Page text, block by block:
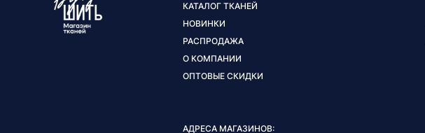
КАТАЛОГ ТКАНЕЙ
НОВИНКИ
РАСПРОДАЖА
О КОМПАНИИ
ОПТОВЫЕ СКИДКИ
АДРЕСА МАГАЗИНОВ: